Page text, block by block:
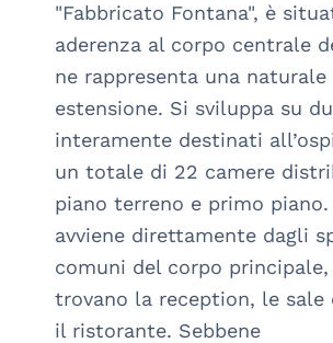
"Fabbricato Fontana", è
aderenza al corpo centrale
ne rappresenta una naturale
estensione. Si sviluppa su
interamente destinati
un totale di 22 camere
piano terreno e primo piano.
avviene direttamente dagli
comuni del corpo principale,
trovano la reception, le sale
il ristorante. Sebbene